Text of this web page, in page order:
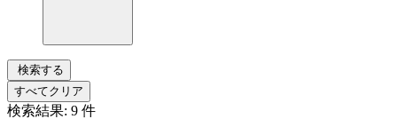
検索する
すべてクリア
検索結果: 9 件